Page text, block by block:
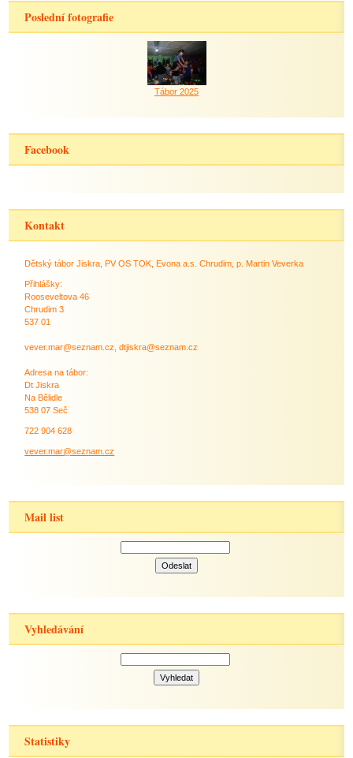
Poslední fotografie
Tábor 2025
Facebook
Kontakt
Dětský tábor Jiskra, PV OS TOK, Evona a.s. Chrudim, p. Martin Veverka
Přihlášky:
Rooseveltova 46
Chrudim 3
537 01
vever.mar@seznam.cz, dtjiskra@seznam.cz
Adresa na tábor:
Dt Jiskra
Na Bělidle
538 07 Seč
722 904 628
vever.mar@seznam.cz
Mail list
Vyhledávání
Statistiky